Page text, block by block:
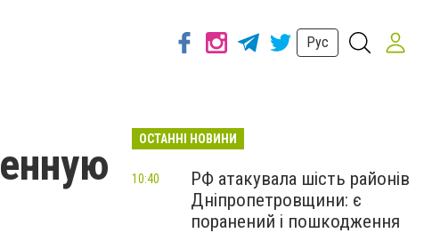
Рус
ОСТАННІ НОВИНИ
РФ атакувала шість районів
Дніпропетровщини: є
поранений і пошкодження
10:40